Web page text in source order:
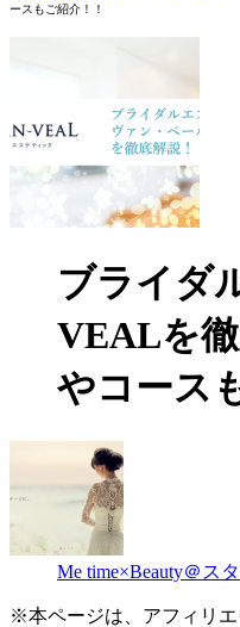
ースもご紹介！！
ブライダ
VEALを
やコース
Me time×Beauty＠ス
※本ページは、アフィリ